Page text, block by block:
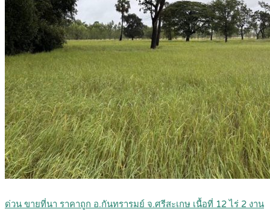
ด่วน ขายที่นา ราคาถูก อ.กันทรารมย์ จ.ศรีสะเกษ เนื้อที่ 12 ไร่ 2 งาน